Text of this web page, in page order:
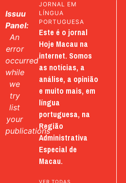
Issuu
Panel:
An
error
occurred
while
we
try
list
your
publications
JORNAL EM
LÍNGUA
PORTUGUESA
Este é o jornal
Hoje Macau na
internet. Somos
as notícias, a
análise, a opinião
e muito mais, em
língua
portuguesa, na
Região
Administrativa
Especial de
Macau.
VER TODAS